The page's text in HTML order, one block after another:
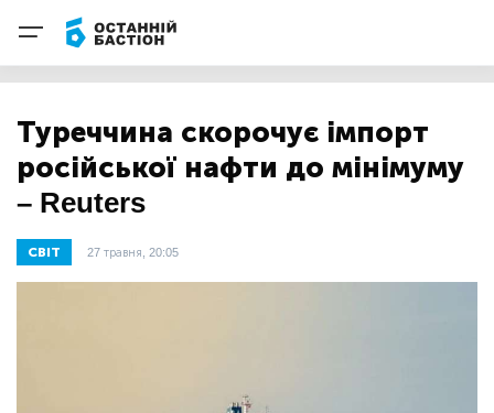
Туреччина скорочує імпорт
російської нафти до мінімуму
– Reuters
СВІТ 27 травня, 20:05